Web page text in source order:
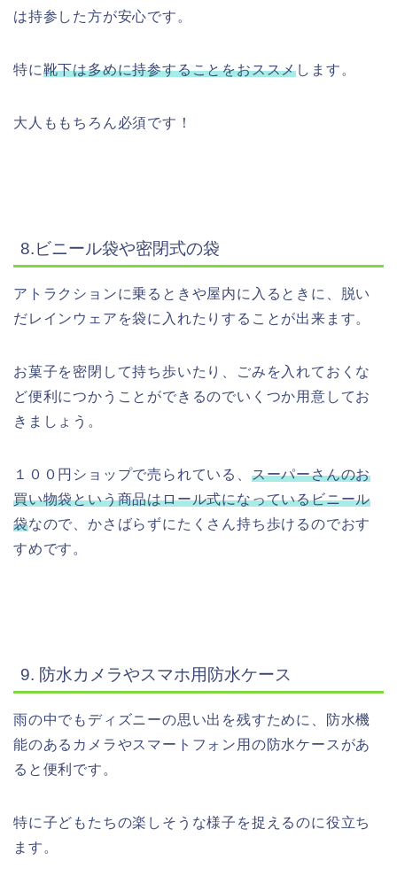
は持参した方が安心です。
特に靴下は多めに持参することをおススメします。
大人ももちろん必須です！
8.ビニール袋や密閉式の袋
アトラクションに乗るときや屋内に入るときに、脱い
だレインウェアを袋に入れたりすることが出来ます。
お菓子を密閉して持ち歩いたり、ごみを入れておくな
ど便利につかうことができるのでいくつか用意してお
きましょう。
１００円ショップで売られている、 スーパーさんのお
買い物袋という商品はロール式になっているビニール
袋なので、かさばらずにたくさん持ち歩けるのでおす
すめです。
9. 防水カメラやスマホ用防水ケース
雨の中でもディズニーの思い出を残すために、防水機
能のあるカメラやスマートフォン用の防水ケースがあ
ると便利です。
特に子どもたちの楽しそうな様子を捉えるのに役立ち
ます。